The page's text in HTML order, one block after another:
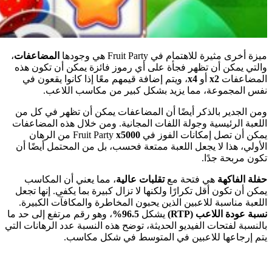
ميزة أخرى مثيرة للاهتمام في Fruit Party هي وجودها المضاعفات،
والتي يمكن أن تظهر فجأة على أي رموز فائزة يمكن أن تكون هذه
المضاعفات x2 أو x4، ويتم إضافة قيمهم معًا إذا كانوا يقعون في
نفس المجموعة، مما يزيد بشكل كبير من مكاسب اللاعب.
ومن الجدير بالذكر أيضًا أن المضاعفات يمكن أن تظهر في كل من
اللعبة الرئيسية وجولة اللفات المجانية. ومن خلال هذه المضاعفات
يمكن أن تصل إمكانات الفوز في Fruit Party x5000
من الرهان
الأولي، هذا لا يجعل اللعبة ممتعة فحسب، بل من المحتمل أيضًا أن
تكون مربحة جدًا.
حفلة الفاكهة هي فتحة معتقلبات عالية، مما يعني أن المكاسب
يمكن أن تكون أقل تكرارًا ولكنها لا تزال كبيرة بما يكفي. إنها تجعل
اللعبة مناسبة للاعبين الذين يحبون المخاطرة والمكافآت الكبيرة.
نسبة عودة اللاعب (RTP)
يشكل 96.5%
، وهو رقم مرتفع إلى حد ما
بالنسبة لفتحات الفيديو الحديثة، توضح هذه النسبة عدد الرهانات التي
يتم إرجاعها للاعبين في المتوسط في شكل مكاسب.